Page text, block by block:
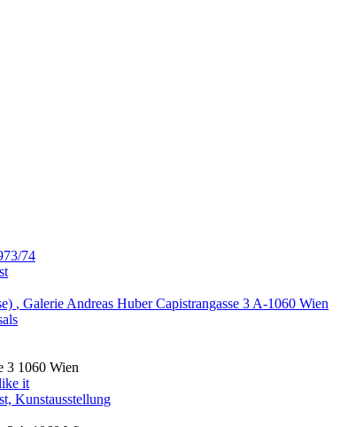
74
, Galerie Andreas Huber Capistrangasse 3 A-1060 Wien
3 1060 Wien
it
Kunstausstellung